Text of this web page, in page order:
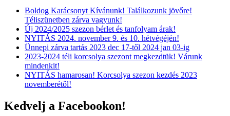
Boldog Karácsonyt Kívánunk! Találkozunk jövőre!
Téliszünetben zárva vagyunk!
Új 2024/2025 szezon bérlet és tanfolyam árak!
NYITÁS 2024. november 9. és 10. hétvégéjén!
Ünnepi zárva tartás 2023 dec 17-től 2024 jan 03-ig
2023-2024 téli korcsolya szezont megkezdtük! Várunk
mindenkit!
NYITÁS hamarosan! Korcsolya szezon kezdés 2023
novemberétől!
Kedvelj a Facebookon!